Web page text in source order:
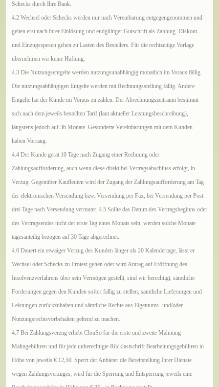
Schecks durch Ihre Bank.
4.2 Wechsel oder Schecks werden nur nach Vereinbarung entgegengenommen und
gelten erst nach ihrer Einlösung und endgültiger Gutschrift als Zahlung. Diskont-
und Einzugsspesen gehen zu Lasten des Bestellers. Für die rechtzeitige Vorlage
übernehmen wir keine Haftung.
4.3 Die Nutzungsentgelte werden nutzungsunabhängig monatlich im Voraus fällig.
Die nutzungsabhängigen Entgelte werden mit Rechnungsstellung fällig. Andere
Entgelte hat der Kunde im Voraus zu zahlen. Der Abrechnungszeitraum bestimmt
sich nach dem jeweils bestellten Tarif (laut aktueller Leistungsbeschreibung),
längstens jedoch auf 36 Monate. Gesonderte Vereinbarungen mit dem Kunden
haben Vorrang.
4.4 Der Kunde gerät 10 Tage nach Zugang einer Rechnung oder
Zahlungsaufforderung, auch wenn diese direkt bei Vertragsabschluss erfolgt, in
Verzug. Gegenüber Kaufleuten wird der Zugang der Zahlungsaufforderung am Tag
der elektronischen Versendung bzw. Versendung per Fax, bei Versendung per Post
drei Tage nach Versendung vermutet. 4.5 Sollte das Datum des Vertragsbeginns oder
des Vertragsendes nicht der erste Tag eines Monats sein, werden solche Monate
tagesanteilig bezogen auf 30 Tage abgerechnet.
4.6 Dauert ein etwaiger Verzug des Kunden länger als 20 Kalendertage, lässt er
Wechsel oder Schecks zu Protest gehen oder wird Antrag auf Eröffnung des
Insolvenzverfahrens über sein Vermögen gestellt, sind wir berechtigt, sämtliche
Forderungen gegen den Kunden sofort fällig zu stellen, sämtliche Lieferungen und
Leistungen zurückzuhalten und sämtliche Rechte aus Eigentums- und/oder
Nutzungsrechtsvorbehalten geltend zu machen.
4.7 Bei Zahlungsverzug erhebt ClouSo für die erste und zweite Mahnung
Mahngebühren und für jede unberechtigte Rücklastschrift Bearbeitungsgebühren in
Höhe von jeweils € 12,50. Sperrt der Anbieter die Bereitstellung Ihrer Dienste
wegen Zahlungsverzuges, wird für die Sperrung und Entsperrung jeweils eine